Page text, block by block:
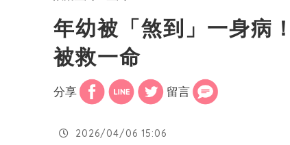
年幼被「煞到」一身病
被救一命
分享 留言
2026/04/06 15:06